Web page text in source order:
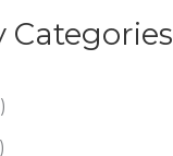
Categories